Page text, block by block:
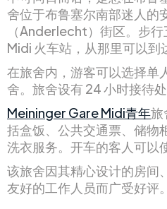
舍位于布鲁塞尔南部迷人的
（Anderlecht）街区。步
Midi 火车站，从那里可以到
在旅舍内，游客可以选择单
舍。旅舍设有 24 小时接待
Meininger Gare Midi青年旅
括盒饭、公共交通票、储物
洗衣服务。开车的客人可以
该旅舍因其精心设计的房间
友好的工作人员而广受好评。